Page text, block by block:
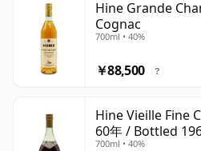
Hine Grande
Cognac
700ml • 40%
￥88,500 ?
Hine Vieille Fine
60年 / Bottled
700ml • 40%